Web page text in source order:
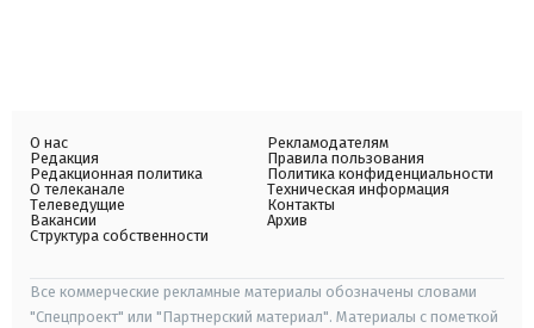
О нас
Редакция
Редакционная политика
О телеканале
Телеведущие
Вакансии
Структура собственности
Рекламодателям
Правила пользования
Политика конфиденциальности
Техническая информация
Контакты
Архив
Все коммерческие рекламные материалы обозначены словами
"Спецпроект" или "Партнерский материал". Материалы с пометкой